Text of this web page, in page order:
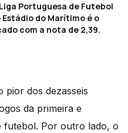
Portuguesa de Futebol
do Marítimo é o
com a nota de 2,39.
pior dos dezasseis
da primeira e
futebol. Por outro lado, o